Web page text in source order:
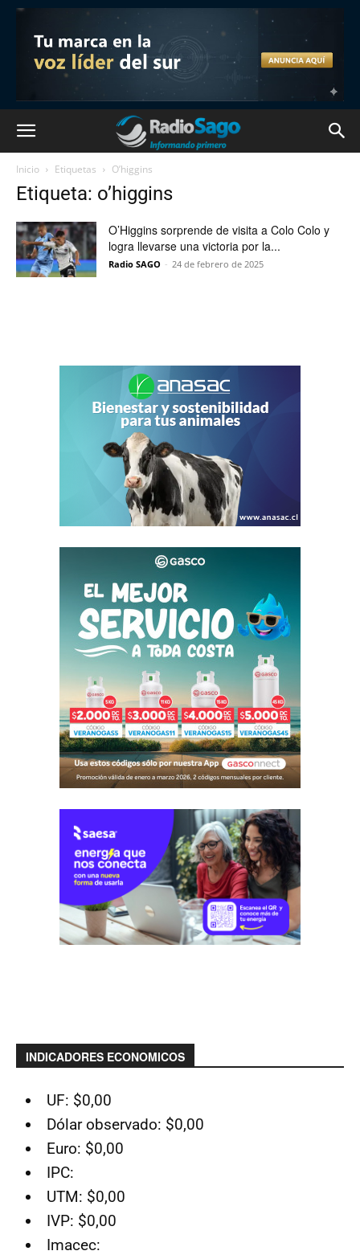
Inicio Etiquetas O’higgins
Etiqueta: o’higgins
O’Higgins sorprende de visita a Colo Colo y
logra llevarse una victoria por la...
Radio SAGO - 24 de febrero de 2025
INDICADORES ECONOMICOS
UF: $0,00
Dólar observado: $0,00
Euro: $0,00
IPC:
UTM: $0,00
IVP: $0,00
Imacec: